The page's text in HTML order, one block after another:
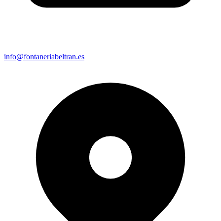
info@fontaneriabeltran.es